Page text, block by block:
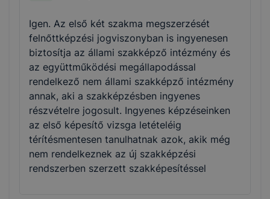
Igen. Az első két szakma megszerzését
felnőttképzési jogviszonyban is ingyenesen
biztosítja az állami szakképző intézmény és
az együttműködési megállapodással
rendelkező nem állami szakképző intézmény
annak, aki a szakképzésben ingyenes
részvételre jogosult. Ingyenes képzéseinken
az első képesítő vizsga letételéig
térítésmentesen tanulhatnak azok, akik még
nem rendelkeznek az új szakképzési
rendszerben szerzett szakképesítéssel